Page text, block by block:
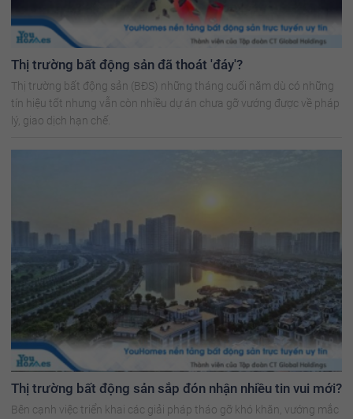
Thị trường bất động sản đã thoát 'đáy'?
Thị trường bất động sản (BĐS) những tháng cuối năm dù có những
tín hiệu tốt nhưng vẫn còn nhiều dự án chưa gỡ vướng được về pháp
lý, giao dịch hạn chế.
Thị trường bất động sản sắp đón nhận nhiều tin vui mới?
Bên cạnh việc triển khai các giải pháp tháo gỡ khó khăn, vướng mắc